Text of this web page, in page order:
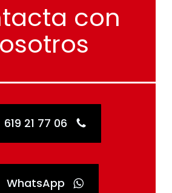
con
619 21 77 06
WhatsApp